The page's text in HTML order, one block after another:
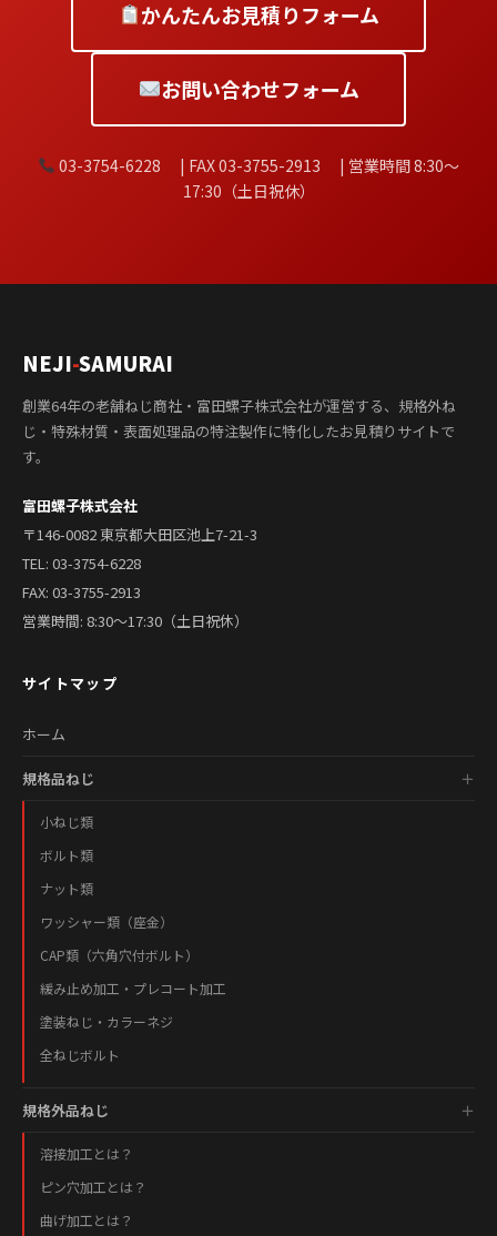
かんたんお見積りフォーム
お問い合わせフォーム
03-3754-6228 | FAX 03-3755-2913 | 営業時間 8:30〜
17:30（土日祝休）
NEJI-SAMURAI
創業64年の老舗ねじ商社・富田螺子株式会社が運営する、規格外ね
じ・特殊材質・表面処理品の特注製作に特化したお見積りサイトで
す。
富田螺子株式会社
〒146-0082 東京都大田区池上7-21-3
TEL: 03-3754-6228
FAX: 03-3755-2913
営業時間: 8:30〜17:30（土日祝休）
サイトマップ
ホーム
規格品ねじ
小ねじ類
ボルト類
ナット類
ワッシャー類（座金）
CAP類（六角穴付ボルト）
緩み止め加工・プレコート加工
塗装ねじ・カラーネジ
全ねじボルト
規格外品ねじ
溶接加工とは？
ピン穴加工とは？
曲げ加工とは？